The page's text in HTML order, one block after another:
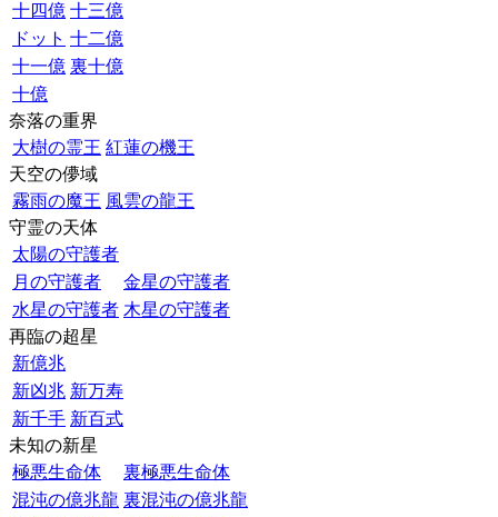
十四億 十三億
ドット 十二億
十一億 裏十億
十億
奈落の重界
大樹の霊王 紅蓮の機王
天空の儚域
霧雨の魔王 風雲の龍王
守霊の天体
太陽の守護者
月の守護者
金星の守護者
水星の守護者 木星の守護者
再臨の超星
新億兆
新凶兆 新万寿
新千手 新百式
未知の新星
極悪生命体
裏極悪生命体
混沌の億兆龍 裏混沌の億兆龍